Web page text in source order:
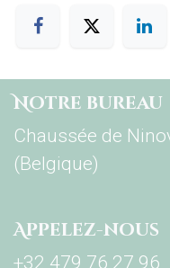
Notre bureau
Chaussée de
(Belgique)
Appelez-nous
+32 479 76 27 96